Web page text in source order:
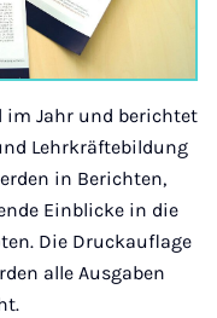
im Jahr und berichtet
Lehrkräftebildung
in Berichten,
Einblicke in die
Die Druckauflage
alle Ausgaben